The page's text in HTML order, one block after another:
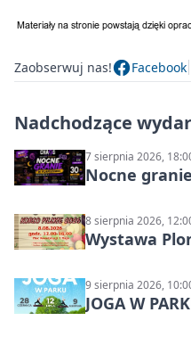
Zaobserwuj nas! Facebook
Nadchodzące
7 sierpnia 2026,
Nocne
8 sierpnia 2026,
Wystawa
9 sierpnia 2026,
JOGA W